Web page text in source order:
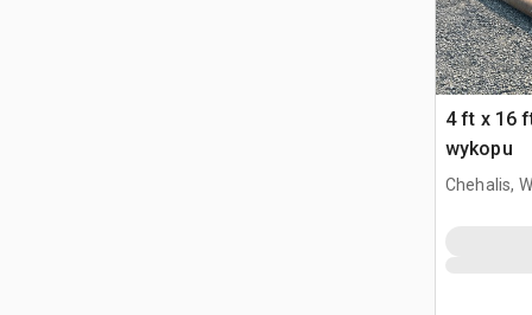
4 ft x 16
wykopu
Chehalis,